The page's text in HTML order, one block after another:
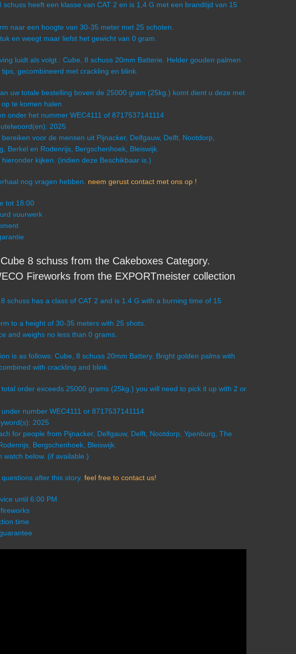
schuss heeft een klasse van CAT 2 en is 1,4 G met een brandtijd van 15
naar een hoogte van 30-35 meter met 25 schoten.
en weegt maar liefst het gewicht van 0 gram.
luidt als volgt.: Cube, 8 schuss 20mm Batterie. Helder gouden palmen
gecombineerd met crackling en blink.
uw totale bestelling boven de 25000 gram (25kg.) komt dient u deze met
te komen halen
onder het nummer WEC4111 of 8717537141114
2025
voor de mensen uit Pijnacker, Delfgauw, Delft, Nootdorp,
Berkel en Rodenrijs, Bergschenhoek, Bleiswijk.
kijken. (indien deze Beschikbaar is.)
nog vragen hebben. neem gerust contact met ons op !
tot 18:00
vuurwerk
8 schuss from the Cakeboxes Category.
Fireworks from the EXPORTmeister collection
schuss has a class of CAT 2 and is 1.4 G with a burning time of 15
to a height of 30-35 meters with 25 shots.
and weighs no less than 0 grams.
is as follows: Cube, 8 schuss 20mm Battery. Bright golden palms with
with crackling and blink.
order exceeds 25000 grams (25kg.) you will need to pick it up with 2 or
number WEC4111 or 8717537141114
2025
for people from Pijnacker, Delfgauw, Delft, Nootdorp, Ypenburg, The
Bergschenhoek, Bleiswijk.
watch below. (if available.)
after this story. feel free to contact us!
until 6:00 PM
time